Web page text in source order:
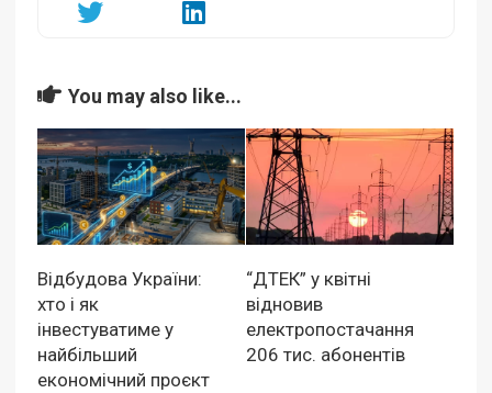
You may also like...
Відбудова України:
хто і як
інвестуватиме у
найбільший
економічний проєкт
“ДТЕК” у квітні
відновив
електропостачання
206 тис. абонентів